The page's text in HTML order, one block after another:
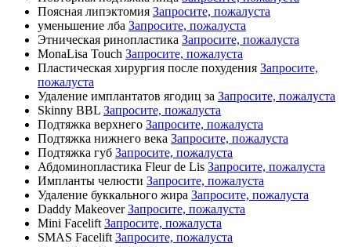
Поясная липэктомия Запросите, пожалуста
уменьшение лба Запросите, пожалуста
Этническая ринопластика Запросите, пожалуста
MonaLisa Touch Запросите, пожалуста
Пластическая хирургия после похудения Запросите,
пожалуста
Удаление имплантатов ягодиц за Запросите, пожалуста
Skinny BBL Запросите, пожалуста
Подтяжка верхнего Запросите, пожалуста
Подтяжка нижнего века Запросите, пожалуста
Подтяжка губ Запросите, пожалуста
Абдоминопластика Fleur de Lis Запросите, пожалуста
Импланты челюсти Запросите, пожалуста
Удаление буккального жира Запросите, пожалуста
Daddy Makeover Запросите, пожалуста
Mini Facelift Запросите, пожалуста
SMAS Facelift Запросите, пожалуста